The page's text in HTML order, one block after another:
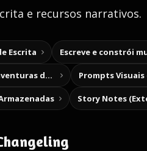
e recursos narrativos.
Escrita Escreve e constrói
Cria as tuas próprias aventuras de escolha Prompts Visuais
Story Notes